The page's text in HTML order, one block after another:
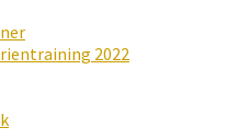
2022